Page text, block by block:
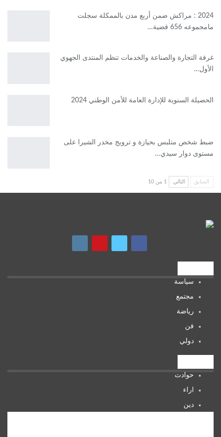
2024 : مراكش ضمن أربع مدن بالممكلة سجلت
مامجموعه 656 قضية…
غرفة التجارة والصناعة والخدمات تنظم المنتدى الجهوي
الأول…
الحصيلة السنوية للإدارة العامة للأمن الوطني 2024
ضبط شخص متلبس بحيازة و ترويج مخدر الشيرا على
مستوى دوار سيدي…
السابق التالي 1 من 10
سياسة
مجتمع
رياضة
فن
دولي
حوادث
اراء
دين